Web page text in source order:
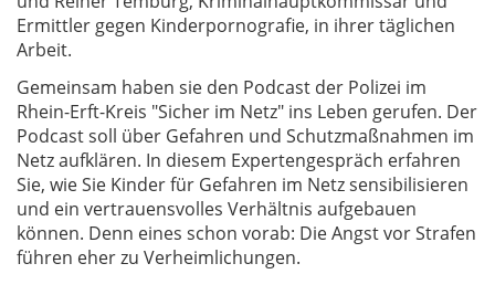
Ermittler gegen Kinderpornografie, in ihrer täglichen
Arbeit.
Gemeinsam haben sie den Podcast der Polizei im
Rhein-Erft-Kreis "Sicher im Netz" ins Leben gerufen. Der
Podcast soll über Gefahren und Schutzmaßnahmen im
Netz aufklären. In diesem Expertengespräch erfahren
Sie, wie Sie Kinder für Gefahren im Netz sensibilisieren
und ein vertrauensvolles Verhältnis aufgebauen
können. Denn eines schon vorab: Die Angst vor Strafen
führen eher zu Verheimlichungen.